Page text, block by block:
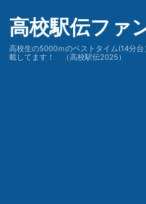
高校駅伝ファ
高校生の5000ｍのベストタイム(14分
載してます！ （高校駅伝2025）